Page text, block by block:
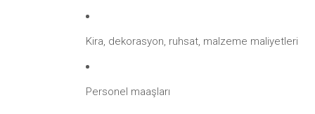
Kira, dekorasyon, ruhsat, malzeme maliyetleri
Personel maaşları